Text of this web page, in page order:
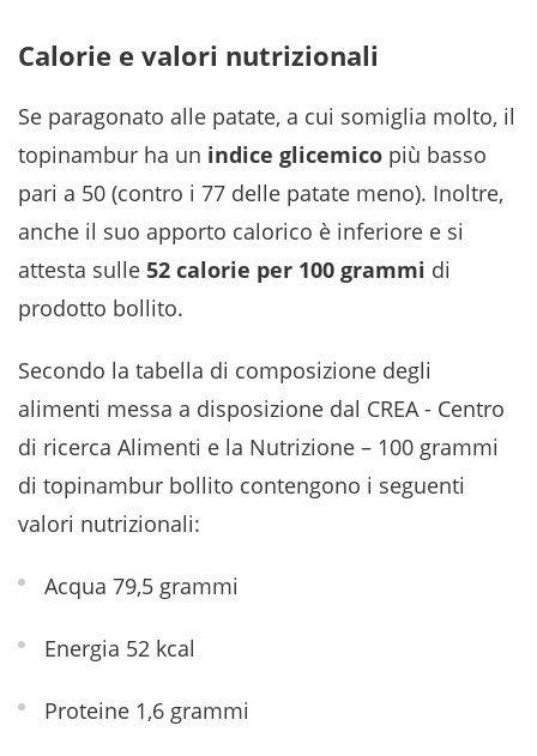
Calorie e valori nutrizionali
Se paragonato alle patate, a cui somiglia molto, il
topinambur ha un indice glicemico più basso
pari a 50 (contro i 77 delle patate meno). Inoltre,
anche il suo apporto calorico è inferiore e si
attesta sulle 52 calorie per 100 grammi di
prodotto bollito.
Secondo la tabella di composizione degli
alimenti messa a disposizione dal CREA - Centro
di ricerca Alimenti e la Nutrizione – 100 grammi
di topinambur bollito contengono i seguenti
valori nutrizionali:
Acqua 79,5 grammi
Energia 52 kcal
Proteine ​​1,6 grammi